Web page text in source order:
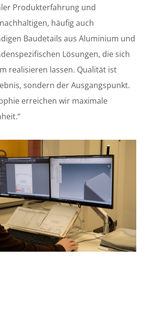
Produkterfahrung und
häufig auch
Baudetails aus Aluminium und
Lösungen, die sich
realisieren lassen. Qualität ist
sondern der Ausgangspunkt.
erreichen wir maximale